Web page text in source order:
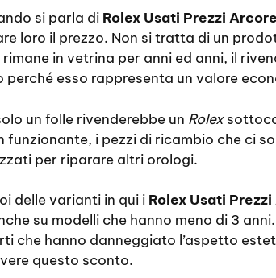
si parla di Rolex Usati Prezzi Arcore
loro il prezzo. Non si tratta di un
rimane in vetrina per anni ed anni, il
esso rappresenta un valore
un folle rivenderebbe un Rolex
funzionante, i pezzi di ricambio che ci
per riparare altri orologi.
delle varianti in qui i Rolex Usati
su modelli che hanno meno di 3
che hanno danneggiato l’aspetto
questo sconto.